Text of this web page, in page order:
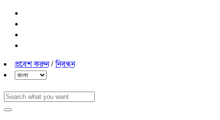
প্রবেশ করুন/নিবন্ধন